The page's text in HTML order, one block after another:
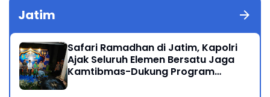
Jatim
Safari Ramadhan di Jatim, Kapolri
Ajak Seluruh Elemen Bersatu Jaga
Kamtibmas-Dukung Program